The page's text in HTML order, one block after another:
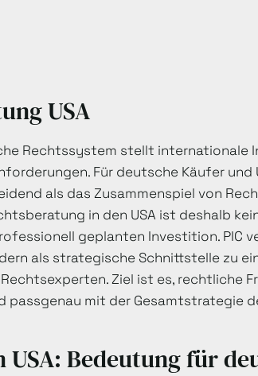
USA
Rechtssystem stellt
Für deutsche Käufer
als das Zusammenspiel von
in den USA ist deshalb
geplanten Investition. PIC
als strategische Schnittstelle zu
Ziel ist es, rechtliche
passgenau mit der Gesamtstrategie
USA: Bedeutung für